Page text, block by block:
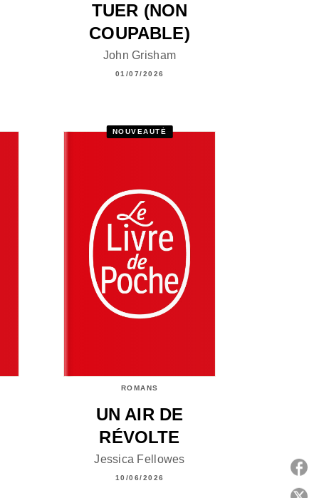
TUER (NON
COUPABLE)
John Grisham
01/07/2026
NOUVEAUTÉ
ROMANS
UN AIR DE
RÉVOLTE
Jessica Fellowes
10/06/2026